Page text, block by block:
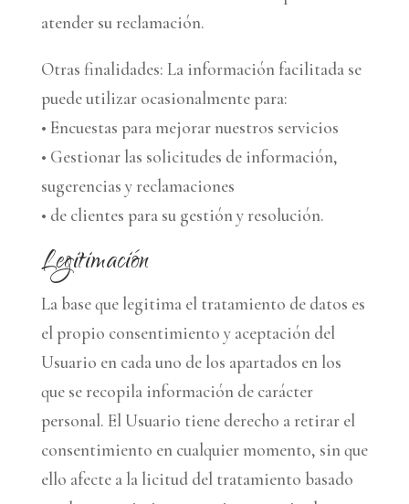
atender su reclamación.
Otras finalidades: La información facilitada se
puede utilizar ocasionalmente para:
• Encuestas para mejorar nuestros servicios
• Gestionar las solicitudes de información,
sugerencias y reclamaciones
• de clientes para su gestión y resolución.
Legitimación
La base que legitima el tratamiento de datos es
el propio consentimiento y aceptación del
Usuario en cada uno de los apartados en los
que se recopila información de carácter
personal. El Usuario tiene derecho a retirar el
consentimiento en cualquier momento, sin que
ello afecte a la licitud del tratamiento basado